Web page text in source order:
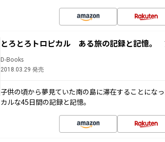
とろとろトロピカル ある旅の記録と記憶。
D-Books
2018.03.29 発売
子供の頃から夢見ていた南の島に滞在することにな
カルな45日間の記録と記憶。